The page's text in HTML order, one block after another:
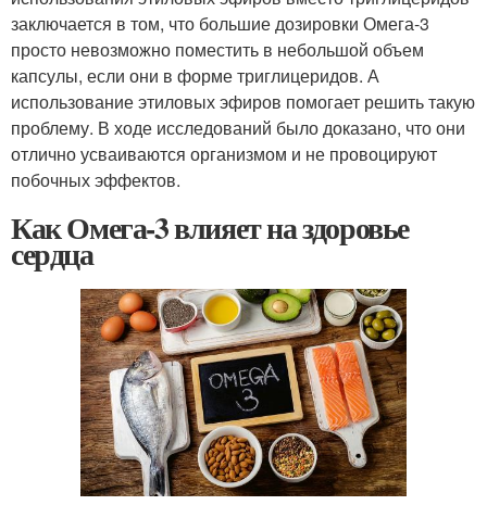
заключается в том, что большие дозировки Омега-3
просто невозможно поместить в небольшой объем
капсулы, если они в форме триглицеридов. А
использование этиловых эфиров помогает решить такую
проблему. В ходе исследований было доказано, что они
отлично усваиваются организмом и не провоцируют
побочных эффектов.
Как Омега-3 влияет на здоровье
сердца